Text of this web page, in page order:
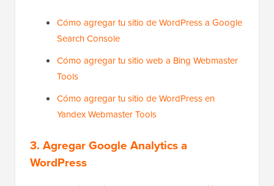
Cómo agregar tu sitio de WordPress a Google
Search Console
Cómo agregar tu sitio web a Bing Webmaster
Tools
Cómo agregar tu sitio de WordPress en
Yandex Webmaster Tools
3. Agregar Google Analytics a
WordPress